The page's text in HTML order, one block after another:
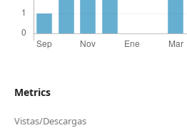
Metrics
Vistas/Descargas